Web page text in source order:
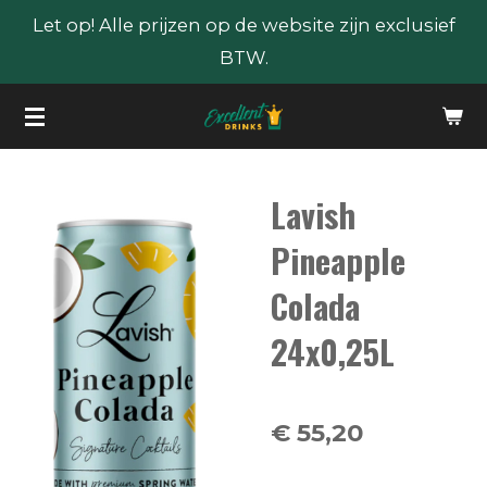
naar
de
hoofdinhoud
Let op! Alle prijzen op de website zijn exclusief
BTW.
Lavish
Pineapple
Colada
24x0,25L
€ 55,20